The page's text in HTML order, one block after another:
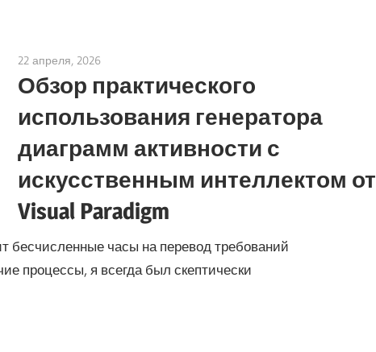
22 апреля, 2026
Обзор практического
использования генератора
диаграмм активности с
искусственным интеллектом от
Visual Paradigm
бесчисленные часы на перевод требований
процессы, я всегда был скептически